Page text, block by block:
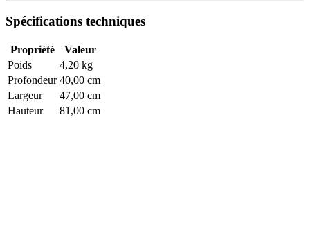
Spécifications techniques
Propriété
Valeur
Poids
4,20 kg
Profondeur 40,00 cm
Largeur
47,00 cm
Hauteur
81,00 cm